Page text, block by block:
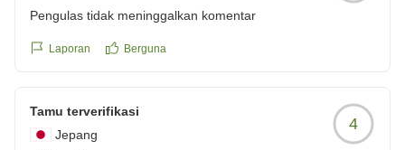
Pengulas tidak meninggalkan komentar
Laporan Berguna
Tamu terverifikasi
Jepang
4